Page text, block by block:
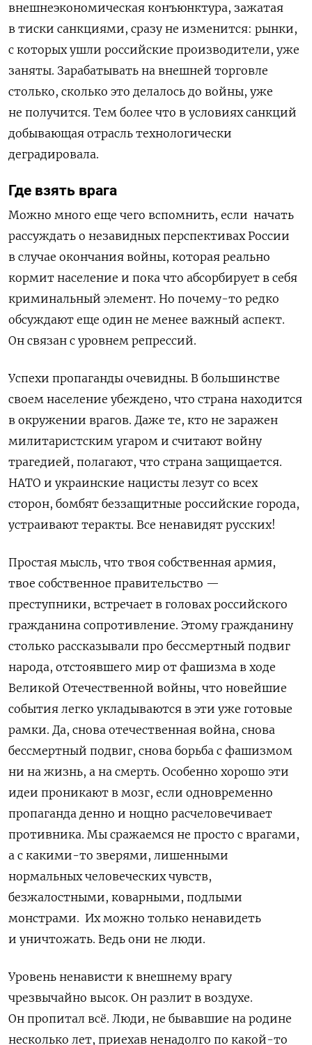
внешнеэкономическая конъюнктура, зажатая
в тиски санкциями, сразу не изменится: рынки,
с которых ушли российские производители, уже
заняты. Зарабатывать на внешней торговле
столько, сколько это делалось до войны, уже
не получится. Тем более что в условиях санкций
добывающая отрасль технологически
деградировала.
Где взять врага
Можно много еще чего вспомнить, если начать
рассуждать о незавидных перспективах России
в случае окончания войны, которая реально
кормит население и пока что абсорбирует в себя
криминальный элемент. Но почему-то редко
обсуждают еще один не менее важный аспект.
Он связан с уровнем репрессий.
Успехи пропаганды очевидны. В большинстве
своем население убеждено, что страна находится
в окружении врагов. Даже те, кто не заражен
милитаристским угаром и считают войну
трагедией, полагают, что страна защищается.
НАТО и украинские нацисты лезут со всех
сторон, бомбят беззащитные российские города,
устраивают теракты. Все ненавидят русских!
Простая мысль, что твоя собственная армия,
твое собственное правительство —
преступники, встречает в головах российского
гражданина сопротивление. Этому гражданину
столько рассказывали про бессмертный подвиг
народа, отстоявшего мир от фашизма в ходе
Великой Отечественной войны, что новейшие
события легко укладываются в эти уже готовые
рамки. Да, снова отечественная война, снова
бессмертный подвиг, снова борьба с фашизмом
ни на жизнь, а на смерть. Особенно хорошо эти
идеи проникают в мозг, если одновременно
пропаганда денно и нощно расчеловечивает
противника. Мы сражаемся не просто с врагами,
а с какими-то зверями, лишенными
нормальных человеческих чувств,
безжалостными, коварными, подлыми
монстрами. Их можно только ненавидеть
и уничтожать. Ведь они не люди.
Уровень ненависти к внешнему врагу
чрезвычайно высок. Он разлит в воздухе.
Он пропитал всё. Люди, не бывавшие на родине
несколько лет, приехав ненадолго по какой-то